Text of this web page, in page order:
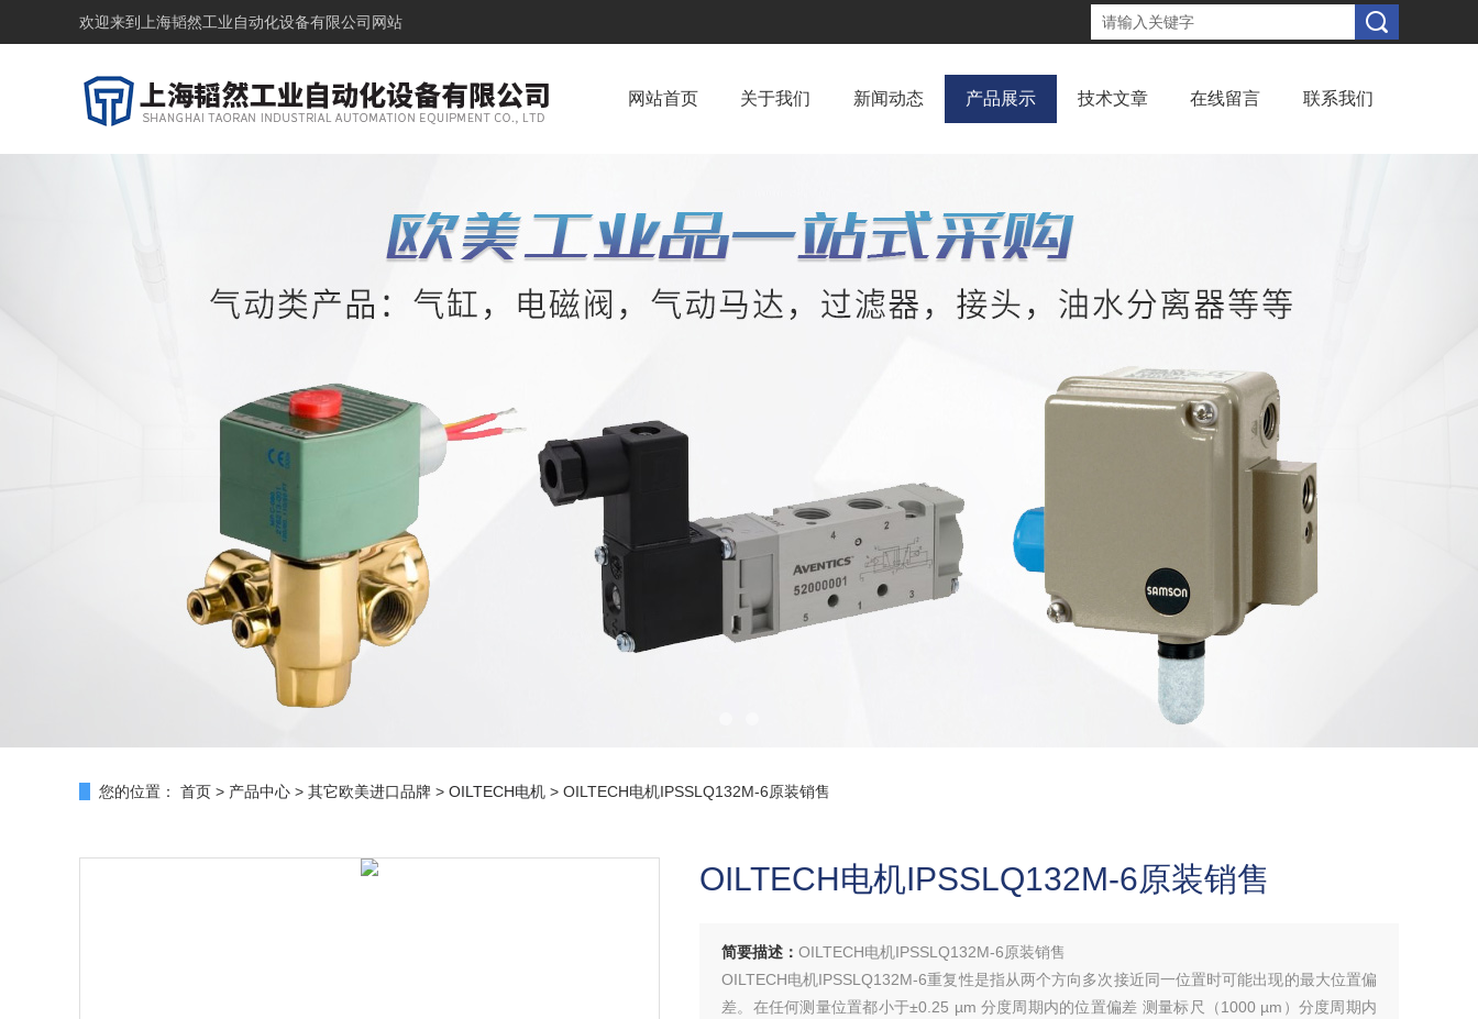
欢迎来到 上海韬然工业自动化设备有限公司网站
网站首页 关于我们 新闻动态 产品展示 技术文章 在线留言 联系我们
您的位置： 首页 > 产品中心 > 其它欧美进口品牌 > OILTECH电机 > OILTECH电机IPSSLQ132M-6原装销售
OILTECH电机IPSSLQ132M-6原装销售
简要描述： OILTECH电机IPSSLQ132M-6原装销售
OILTECH电机IPSSLQ132M-6重复性是指从两个方向多次接近同一位置时可能出现的最大位置偏
差。在任何测量位置都小于±0.25 µm 分度周期内的位置偏差 测量标尺（1000 µm）分度周期内